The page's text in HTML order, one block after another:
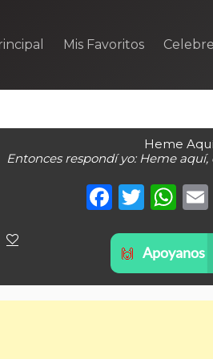
Mis Favoritos
Heme
Entonces respondí yo: Heme